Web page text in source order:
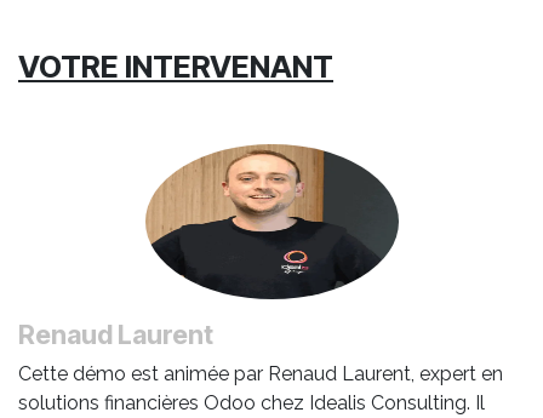
VOTRE INTERVENANT
Renaud Laurent
Cette démo est animée par Renaud Laurent, expert en
solutions financières Odoo chez Idealis Consulting. Il